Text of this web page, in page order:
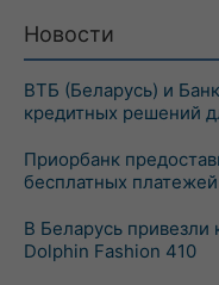
Новости
ВТБ (Беларусь) и
кредитных решений
Приорбанк
бесплатных
В Беларусь привезли
Dolphin Fashion 410